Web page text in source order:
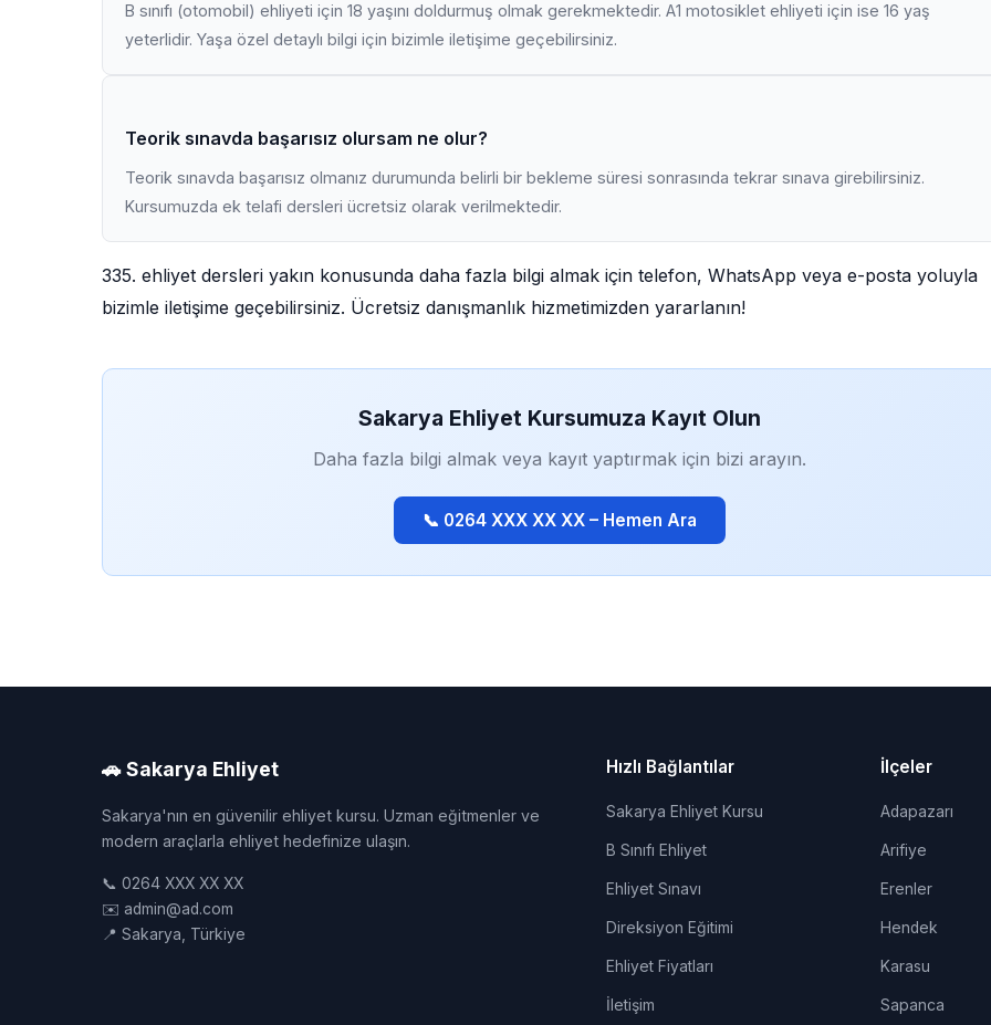
B sınıfı (otomobil) ehliyeti için 18 yaşını doldurmuş olmak gerekmektedir. A1 motosiklet ehliyeti için ise 16 yaş
yeterlidir. Yaşa özel detaylı bilgi için bizimle iletişime geçebilirsiniz.
Teorik sınavda başarısız olursam ne olur?
Teorik sınavda başarısız olmanız durumunda belirli bir bekleme süresi sonrasında tekrar sınava girebilirsiniz.
Kursumuzda ek telafi dersleri ücretsiz olarak verilmektedir.
335. ehliyet dersleri yakın konusunda daha fazla bilgi almak için telefon, WhatsApp veya e-posta yoluyla
bizimle iletişime geçebilirsiniz. Ücretsiz danışmanlık hizmetimizden yararlanın!
Sakarya Ehliyet Kursumuza Kayıt Olun
Daha fazla bilgi almak veya kayıt yaptırmak için bizi arayın.
📞 0264 XXX XX XX – Hemen Ara
🚗 Sakarya Ehliyet
Sakarya'nın en güvenilir ehliyet kursu. Uzman eğitmenler ve
modern araçlarla ehliyet hedefinize ulaşın.
📞 0264 XXX XX XX
✉️ admin@ad.com
📍 Sakarya, Türkiye
Hızlı Bağlantılar
Sakarya Ehliyet Kursu
B Sınıfı Ehliyet
Ehliyet Sınavı
Direksiyon Eğitimi
Ehliyet Fiyatları
İletişim
İlçeler
Adapazarı
Arifiye
Erenler
Hendek
Karasu
Sapanca